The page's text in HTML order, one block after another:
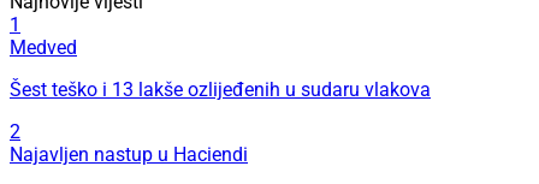
1
Medved
Šest teško i 13 lakše ozlijeđenih u sudaru vlakova
2
Najavljen nastup u Haciendi